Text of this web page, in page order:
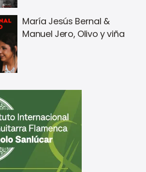
María Jesús Bernal &
Manuel Jero, Olivo y viña